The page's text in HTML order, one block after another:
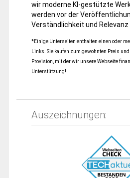
wir moderne KI-gestützte
werden vor der
Verständlichkeit und
*Einige Unterseiten enthalten einen oder
Links. Sie kaufen zum gewohnten Preis
Provision, mit der wir unsere Webseite
Unterstützung!
Auszeichnungen: